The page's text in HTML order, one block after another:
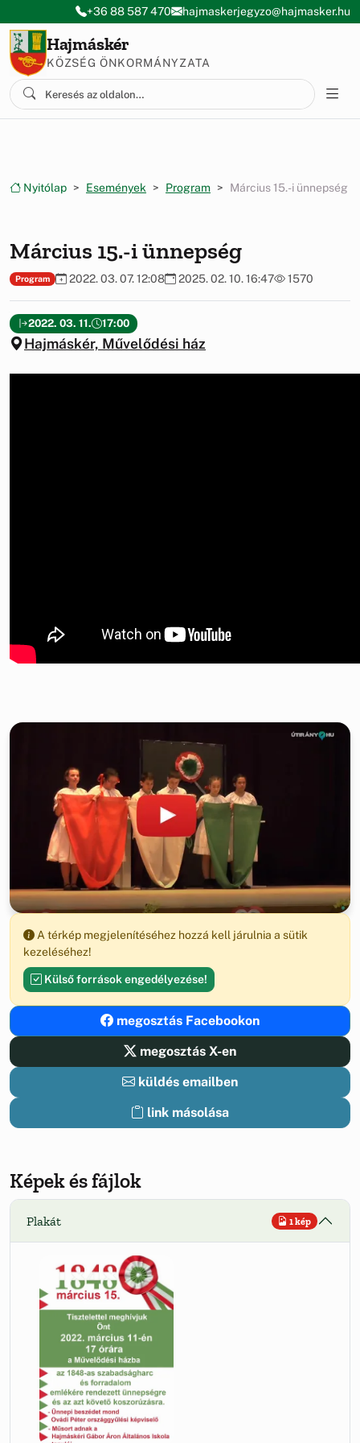
Ugrás a menüre
Ugrás a tartalomra
+36 88 587 470 hajmaskerjegyzo@hajmasker.hu
Hajmáskér
KÖZSÉG ÖNKORMÁNYZATA
Nyitólap Események Program Március 15.-i ünnepség
Március 15.-i ünnepség
Program 2022. 03. 07. 12:08 2025. 02. 10. 16:47 1570
2022. 03. 11. 17:00
Hajmáskér, Művelődési ház
A térkép megjelenítéséhez hozzá kell járulnia a sütik
kezeléséhez!
Külső források engedélyezése!
megosztás Facebookon
megosztás X-en
küldés emailben
link másolása
Képek és fájlok
Plakát 1 kép